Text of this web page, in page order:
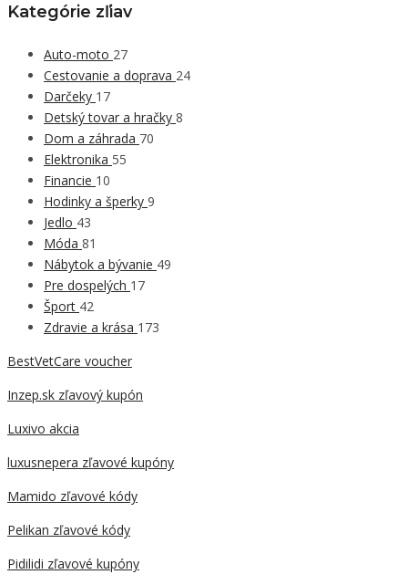
Kategórie zľiav
Auto-moto 27
Cestovanie a doprava 24
Darčeky 17
Detský tovar a hračky 8
Dom a záhrada 70
Elektronika 55
Financie 10
Hodinky a šperky 9
Jedlo 43
Móda 81
Nábytok a bývanie 49
Pre dospelých 17
Šport 42
Zdravie a krása 173
BestVetCare voucher
Inzep.sk zľavový kupón
Luxivo akcia
luxusnepera zľavové kupóny
Mamido zľavové kódy
Pelikan zľavové kódy
Pidilidi zľavové kupóny